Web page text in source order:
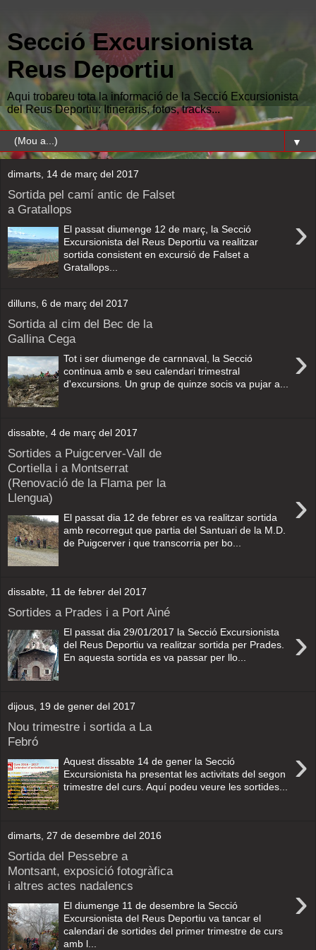
Secció Excursionista
Reus Deportiu
Aqui trobareu tota la informació de la Secció Excursionista
del Reus Deportiu: Itineraris, fotos, tracks...
▼
dimarts, 14 de març del 2017
Sortida pel camí antic de Falset
a Gratallops
›
El passat diumenge 12 de març, la Secció
Excursionista del Reus Deportiu va realitzar
sortida consistent en excursió de Falset a
Gratallops...
dilluns, 6 de març del 2017
Sortida al cim del Bec de la
Gallina Cega
›
Tot i ser diumenge de carnnaval, la Secció
continua amb e seu calendari trimestral
d'excursions. Un grup de quinze socis va pujar a...
dissabte, 4 de març del 2017
Sortides a Puigcerver-Vall de
Cortiella i a Montserrat
(Renovació de la Flama per la
Llengua)
›
El passat dia 12 de febrer es va realitzar sortida
amb recorregut que partia del Santuari de la M.D.
de Puigcerver i que transcorria per bo...
dissabte, 11 de febrer del 2017
Sortides a Prades i a Port Ainé
›
El passat dia 29/01/2017 la Secció Excursionista
del Reus Deportiu va realitzar sortida per Prades.
En aquesta sortida es va passar per llo...
dijous, 19 de gener del 2017
Nou trimestre i sortida a La
Febró
›
Aquest dissabte 14 de gener la Secció
Excursionista ha presentat les activitats del segon
trimestre del curs. Aquí podeu veure les sortides...
dimarts, 27 de desembre del 2016
Sortida del Pessebre a
Montsant, exposició fotogràfica
i altres actes nadalencs
›
El diumenge 11 de desembre la Secció
Excursionista del Reus Deportiu va tancar el
calendari de sortides del primer trimestre de curs
amb l...